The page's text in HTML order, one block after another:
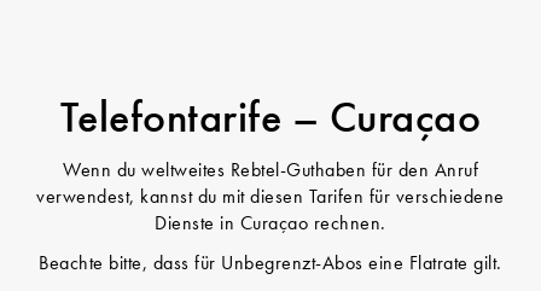
Telefontarife – Curaçao
Wenn du weltweites Rebtel-Guthaben für den Anruf
verwendest, kannst du mit diesen Tarifen für verschiedene
Dienste in Curaçao rechnen.
Beachte bitte, dass für Unbegrenzt-Abos eine Flatrate gilt.